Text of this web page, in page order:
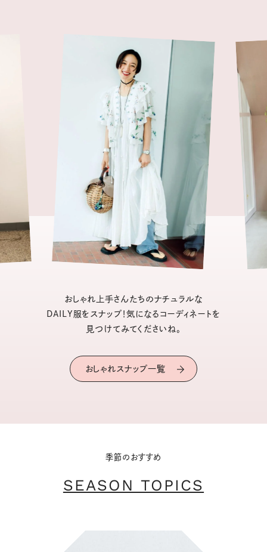
おしゃれ上手さんたちのナチュラルな
DAILY服をスナップ！気になるコーディネートを
見つけてみてくださいね。
おしゃれスナップ一覧
季節のおすすめ
SEASON TOPICS